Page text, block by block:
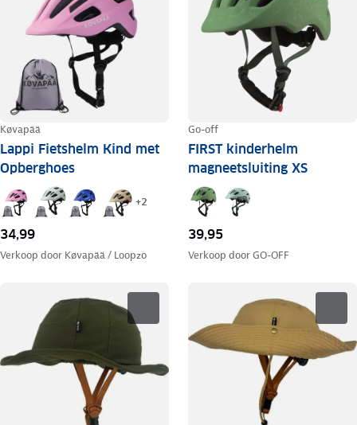
Køvapää
Lappi Fietshelm Kind met
Opberghoes
+2
34,99
Verkoop door Køvapää / Loopzo
Go-off
FIRST kinderhelm
magneetsluiting XS
39,95
Verkoop doorGO-OFF